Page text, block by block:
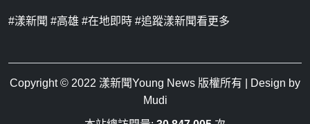
#漾新聞 #高雄 #在地即時 #追蹤漾新聞看更多
Copyright © 2022 漾新聞Young News 版權所有 | Design by
Mudi